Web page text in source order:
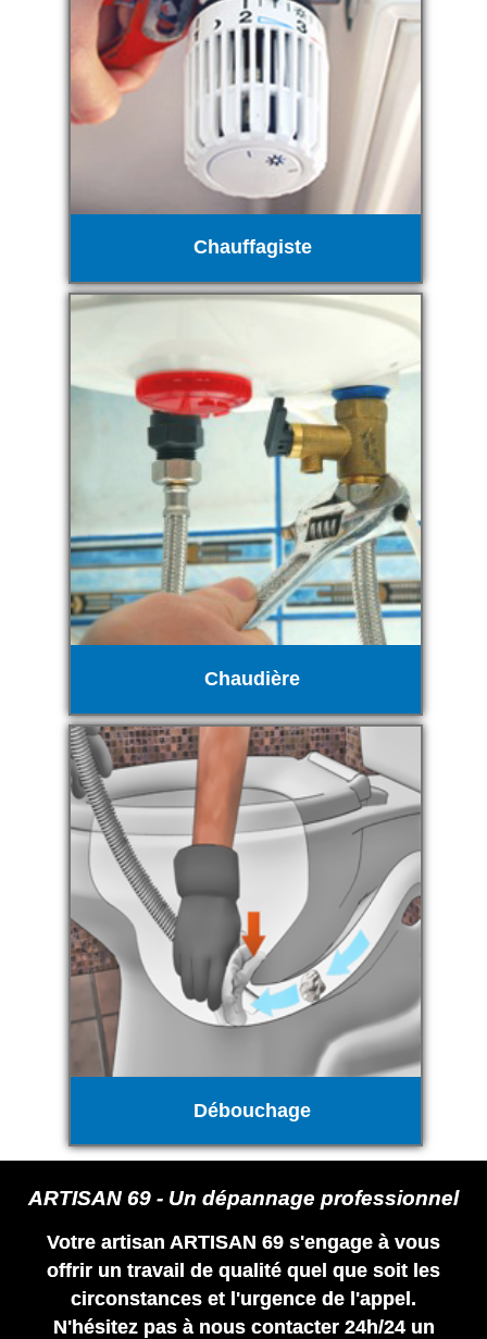
Chauffagiste
Chaudière
Débouchage
ARTISAN 69 - Un dépannage professionnel
Votre artisan ARTISAN 69 s'engage à vous
offrir un travail de qualité quel que soit les
circonstances et l'urgence de l'appel.
N'hésitez pas à nous contacter 24h/24 un